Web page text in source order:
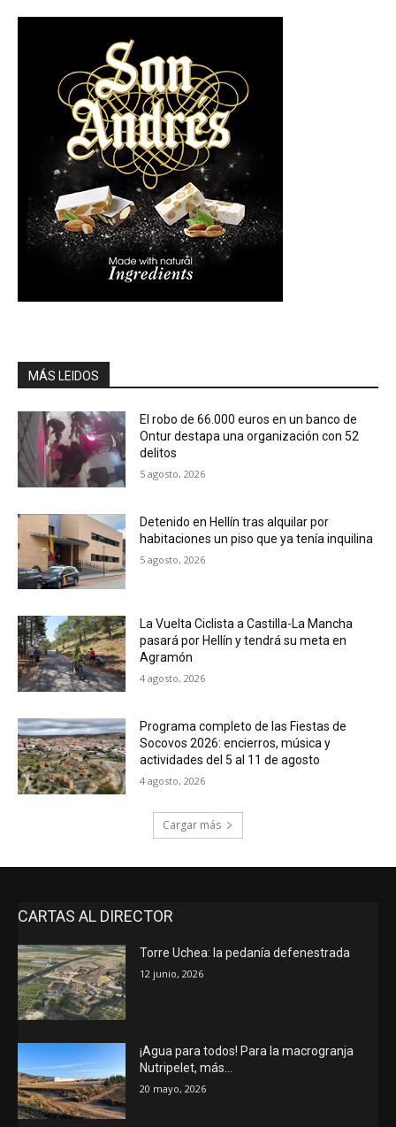
MÁS LEIDOS
El robo de 66.000 euros en un banco de
Ontur destapa una organización con 52
delitos
5 agosto, 2026
Detenido en Hellín tras alquilar por
habitaciones un piso que ya tenía inquilina
5 agosto, 2026
La Vuelta Ciclista a Castilla-La Mancha
pasará por Hellín y tendrá su meta en
Agramón
4 agosto, 2026
Programa completo de las Fiestas de
Socovos 2026: encierros, música y
actividades del 5 al 11 de agosto
4 agosto, 2026
Cargar más
CARTAS AL DIRECTOR
Torre Uchea: la pedanía defenestrada
12 junio, 2026
¡Agua para todos! Para la macrogranja
Nutripelet, más…
20 mayo, 2026